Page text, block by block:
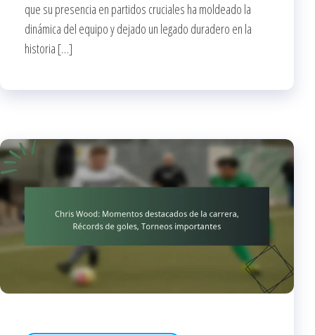
que su presencia en partidos cruciales ha moldeado la
dinámica del equipo y dejado un legado duradero en la
historia […]